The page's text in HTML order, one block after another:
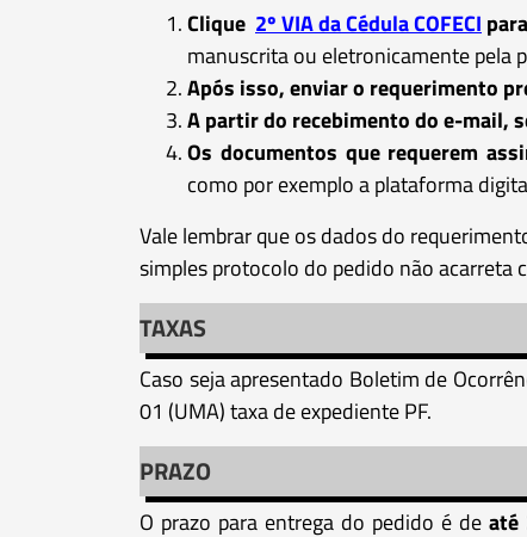
Clique 2º VIA da Cédula COFECI
manuscrita ou eletronicamente pela
Após isso, enviar o requerimento
A partir do recebimento do e-mail,
Os documentos que requerem
como por exemplo a plataforma
Vale lembrar que os dados do
simples protocolo do pedido não acarreta
TAXAS
Caso seja apresentado Boletim de
01 (UMA) taxa de expediente PF.
PRAZO
O prazo para entrega do pedido é deaté